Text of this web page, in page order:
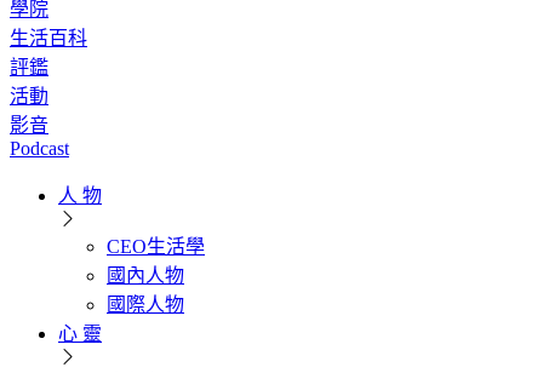
學院
生活百科
評鑑
活動
影音
Podcast
人 物
CEO生活學
國內人物
國際人物
心 靈